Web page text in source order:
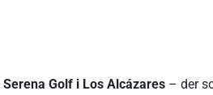
Serena Golf i Los Alcázares – der